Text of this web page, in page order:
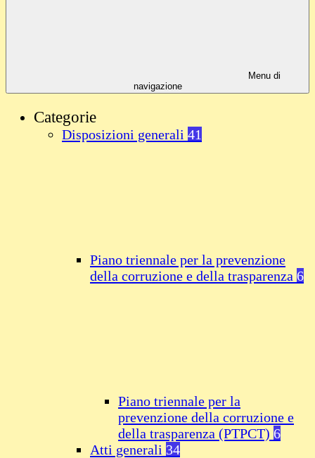
Menu di
navigazione
Categorie
Disposizioni generali 41
Piano triennale per la prevenzione
della corruzione e della trasparenza 6
Piano triennale per la
prevenzione della corruzione e
della trasparenza (PTPCT) 6
Atti generali 34